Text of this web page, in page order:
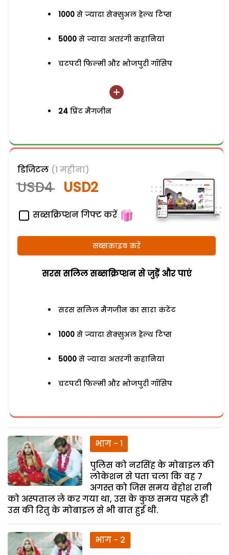
1000 से ज्यादा सेक्सुअल हेल्थ टिप्स
5000 से ज्यादा अतरंगी कहानियां
चटपटी फिल्मी और भोजपुरी गॉसिप
24 प्रिंट मैगजीन
डिजिटल (1 महीना)
USD4 USD2
सब्सक्रिप्शन गिफ्ट करें
सब्सक्राइब करें
सरस सलिल सब्सक्रिप्शन से जुड़ेें और पाएं
सरस सलिल मैगजीन का सारा कंटेंट
1000 से ज्यादा सेक्सुअल हेल्थ टिप्स
5000 से ज्यादा अतरंगी कहानियां
चटपटी फिल्मी और भोजपुरी गॉसिप
भाग - 1
पुलिस को नरसिंह के मोबाइल की
लोकेशन से पता चला कि वह 7
अगस्त को जिस समय बेहोश रानी
को अस्पताल ले कर गया था, उस के कुछ समय पहले ही
उस की रितु के मोबाइल से भी बात हुई थी.
भाग - 2